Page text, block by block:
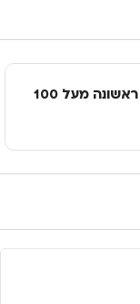
ללקוחות חדשים! 10% הנחה בקנייה ראשונה מעל 100